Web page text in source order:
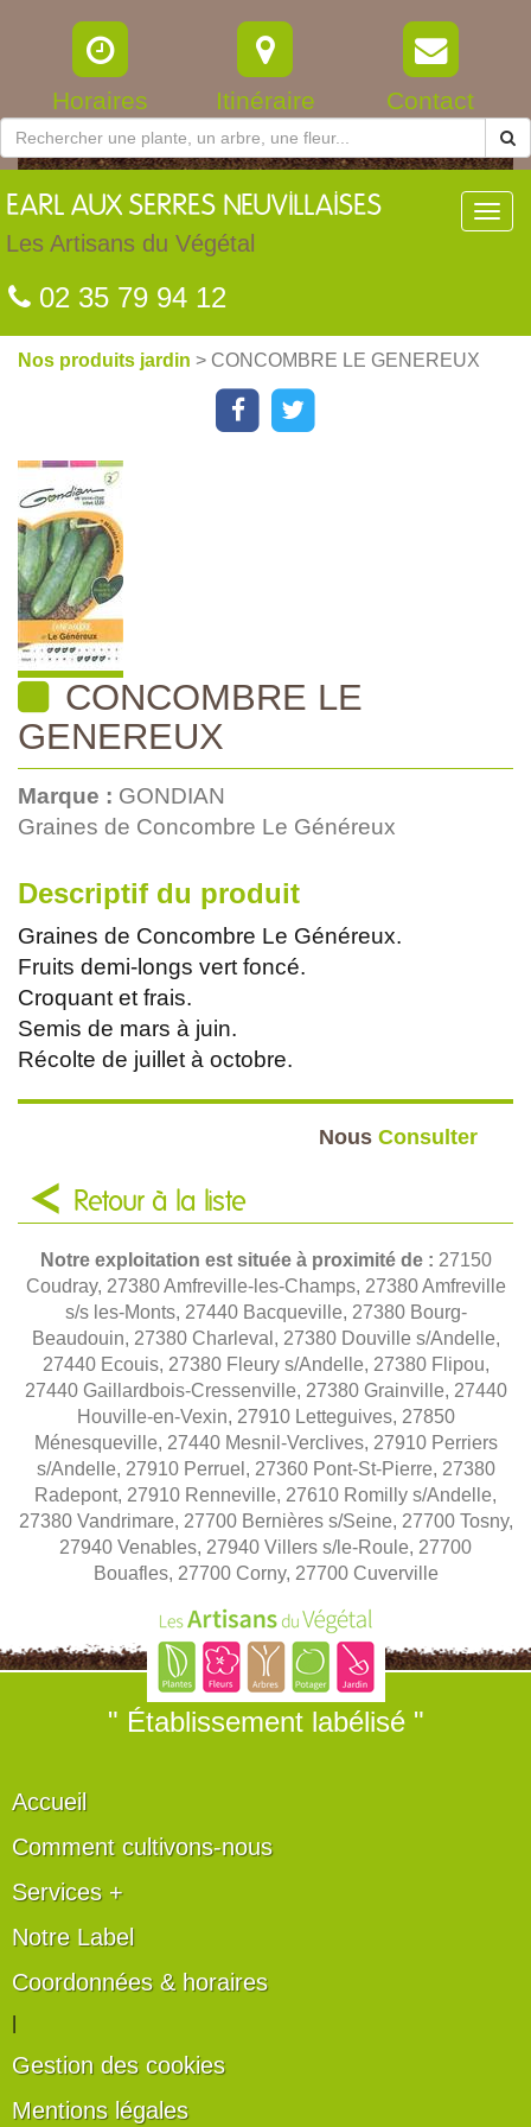
Horaires Itinéraire Contact
EARL AUX SERRES NEUVILLAISES
Les Artisans du Végétal
02 35 79 94 12
Nos produits jardin > CONCOMBRE LE GENEREUX
CONCOMBRE LE
GENEREUX
Marque : GONDIAN
Graines de Concombre Le Généreux
Descriptif du produit
Graines de Concombre Le Généreux.
Fruits demi-longs vert foncé.
Croquant et frais.
Semis de mars à juin.
Récolte de juillet à octobre.
Nous Consulter
Retour à la liste
Notre exploitation est située à proximité de : 27150
Coudray, 27380 Amfreville-les-Champs, 27380 Amfreville
s/s les-Monts, 27440 Bacqueville, 27380 Bourg-
Beaudouin, 27380 Charleval, 27380 Douville s/Andelle,
27440 Ecouis, 27380 Fleury s/Andelle, 27380 Flipou,
27440 Gaillardbois-Cressenville, 27380 Grainville, 27440
Houville-en-Vexin, 27910 Letteguives, 27850
Ménesqueville, 27440 Mesnil-Verclives, 27910 Perriers
s/Andelle, 27910 Perruel, 27360 Pont-St-Pierre, 27380
Radepont, 27910 Renneville, 27610 Romilly s/Andelle,
27380 Vandrimare, 27700 Bernières s/Seine, 27700 Tosny,
27940 Venables, 27940 Villers s/le-Roule, 27700
Bouafles, 27700 Corny, 27700 Cuverville
" Établissement labélisé "
Accueil
Comment cultivons-nous
Services +
Notre Label
Coordonnées & horaires
Gestion des cookies
Mentions légales